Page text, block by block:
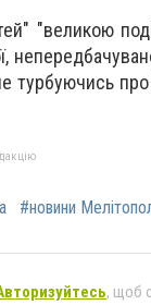
"великою
турбуючись
#новини
, щоб